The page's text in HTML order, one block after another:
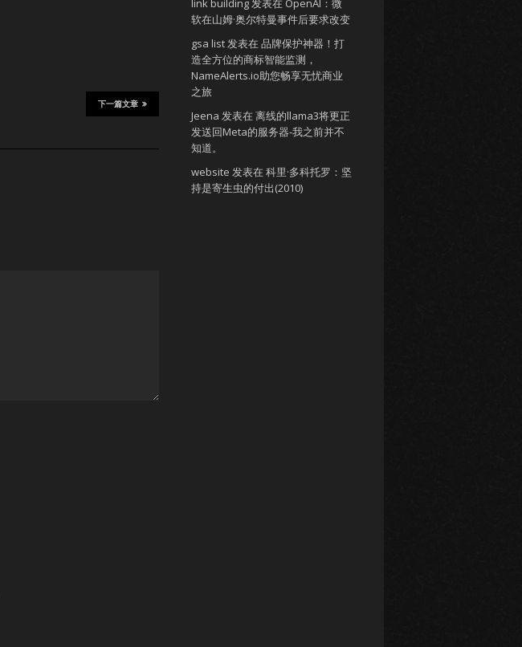
下一篇文章
link building发表在 OpenAI：微
软在山姆·奥尔特曼事件后要求改变
gsa list发表在 品牌保护神器！打
造全方位的商标智能监测，
NameAlerts.io助您畅享无忧商业
之旅
Jeena 发表在 离线的llama3将更正
发送回Meta的服务器-我之前并不
知道。
website 发表在 科里·多科托罗：坚
持是寄生虫的付出(2010)